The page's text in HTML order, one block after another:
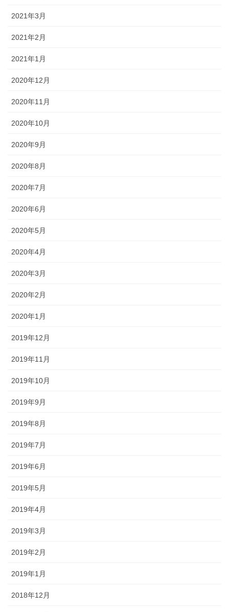
2021年3月
2021年2月
2021年1月
2020年12月
2020年11月
2020年10月
2020年9月
2020年8月
2020年7月
2020年6月
2020年5月
2020年4月
2020年3月
2020年2月
2020年1月
2019年12月
2019年11月
2019年10月
2019年9月
2019年8月
2019年7月
2019年6月
2019年5月
2019年4月
2019年3月
2019年2月
2019年1月
2018年12月